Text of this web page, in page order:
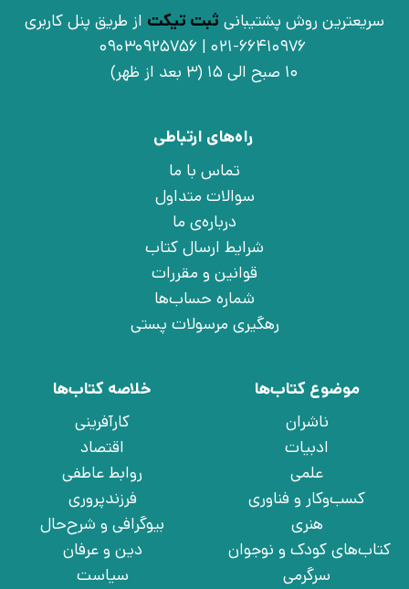
سریعترین روش پشتیبانی ثبت تیکت از طریق پنل کاربری
021-66410976 | 09030925756
10 صبح الی 15 (3 بعد از ظهر)
راه‌های ارتباطی
تماس با ما
سوالات متداول
درباره‌ی ما
شرایط ارسال کتاب
قوانین و مقررات
شماره حساب‌ها
رهگیری مرسولات پستی
موضوع کتاب‌ها
ناشران
ادبیات
علمی
کسب‌وکار و فناوری
هنری
کتاب‌های کودک و نوجوان
سرگرمی
خلاصه کتاب‌ها
کارآفرینی
اقتصاد
روابط عاطفی
فرزندپروری
بیوگرافی و شرح‌حال
دین و عرفان
سیاست